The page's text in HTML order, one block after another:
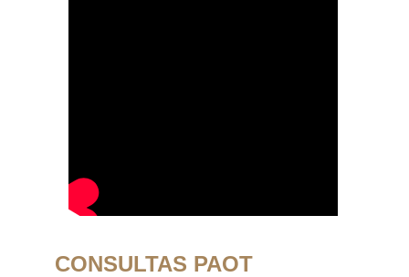
CONSULTAS PAOT